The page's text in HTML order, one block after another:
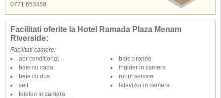
0771 653450
Facilitati oferite la Hotel Ramada Plaza Menam
Riverside:
Facilitati camere:
aer conditionat
baie cu cada
baie cu dus
baie proprie
frigider in camera
room service
seif
telefon in camera
televizor in camera